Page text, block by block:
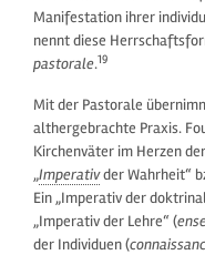
Manifestation ihrer
nennt diese
pastorale.19
Mit der Pastorale
althergebrachte Praxis.
Kirchenväter im Herzen
„Imperativder Wahrheit“
Ein „Imperativ der
„Imperativ der Lehre“ (
der Individuen (